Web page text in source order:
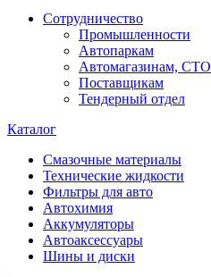
Сотрудничество
Промышленности
Автопаркам
Автомагазинам, СТО
Поставщикам
Тендерный отдел
Каталог
Смазочные материалы
Технические жидкости
Фильтры для авто
Автохимия
Аккумуляторы
Автоаксессуары
Шины и диски